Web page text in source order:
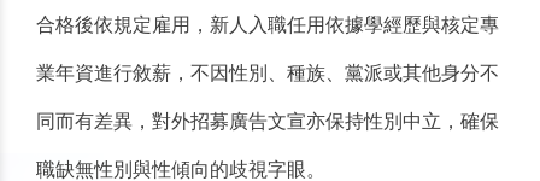
合格後依規定雇用，新人入職任用依據學經歷與核定專
業年資進行敘薪，不因性別、種族、黨派或其他身分不
同而有差異，對外招募廣告文宣亦保持性別中立，確保
職缺無性別與性傾向的歧視字眼。